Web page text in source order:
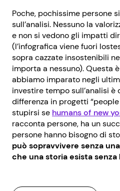
Poche, pochissime persone
sull’analisi. Nessuno la
e non si vedono gli impatti
(l’infografica viene fuori
sopra cazzate insostenibili
importa a nessuno). Questa
abbiamo imparato negli
investire tempo sull’analisi è
differenza in progetti “people
stupirsi se humans of new
racconta persone, ha un
persone hanno bisogno di
può sopravvivere senza
che una storia esista senza